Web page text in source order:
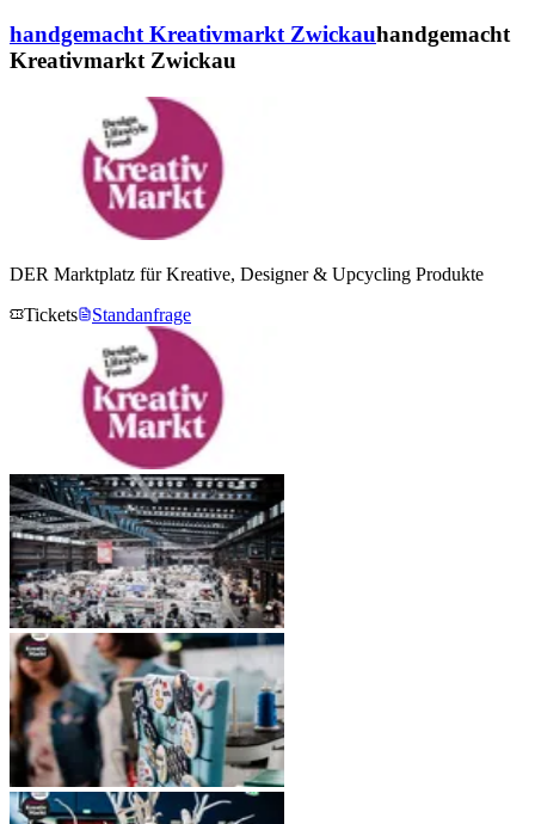
handgemacht Kreativmarkt Zwickauhandgemacht
Kreativmarkt Zwickau
DER Marktplatz für Kreative, Designer & Upcycling Produkte
Tickets
Standanfrage